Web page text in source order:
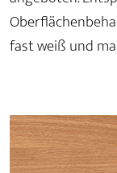
fast weiß und